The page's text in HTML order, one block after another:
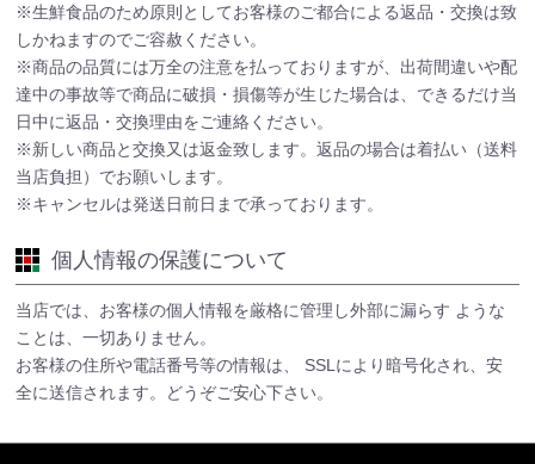
※生鮮食品のため原則としてお客様のご都合による返品・交換は致
しかねますのでご容赦ください。
※商品の品質には万全の注意を払っておりますが、出荷間違いや配
達中の事故等で商品に破損・損傷等が生じた場合は、できるだけ当
日中に返品・交換理由をご連絡ください。
※新しい商品と交換又は返金致します。返品の場合は着払い（送料
当店負担）でお願いします。
※キャンセルは発送日前日まで承っております。
個人情報の保護について
当店では、お客様の個人情報を厳格に管理し外部に漏らす ような
ことは、一切ありません。
お客様の住所や電話番号等の情報は、 SSLにより暗号化され、安
全に送信されます。どうぞご安心下さい。